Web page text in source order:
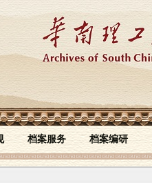
档案服务 档案编研